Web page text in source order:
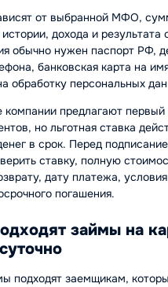
от выбранной МФО,
дохода и результата
обычно нужен паспорт РФ,
банковская карта на
обработку персональных
компании предлагают первый
но льготная ставка
в срок. Перед
ставку, полную
дату платежа,
погашения.
займы на
подходят заемщикам,